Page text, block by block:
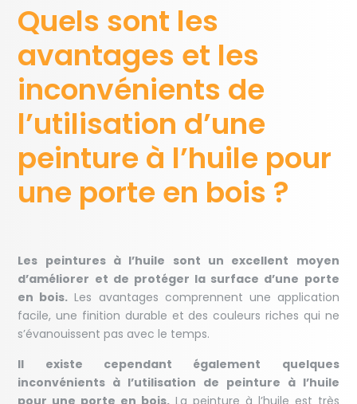
Quels sont les
avantages et les
inconvénients de
l’utilisation d’une
peinture à l’huile pour
une porte en bois ?
Les peintures à l’huile sont un excellent moyen
d’améliorer et de protéger la surface d’une porte
en bois. Les avantages comprennent une application
facile, une finition durable et des couleurs riches qui ne
s’évanouissent pas avec le temps.
Il existe cependant également quelques
inconvénients à l’utilisation de peinture à l’huile